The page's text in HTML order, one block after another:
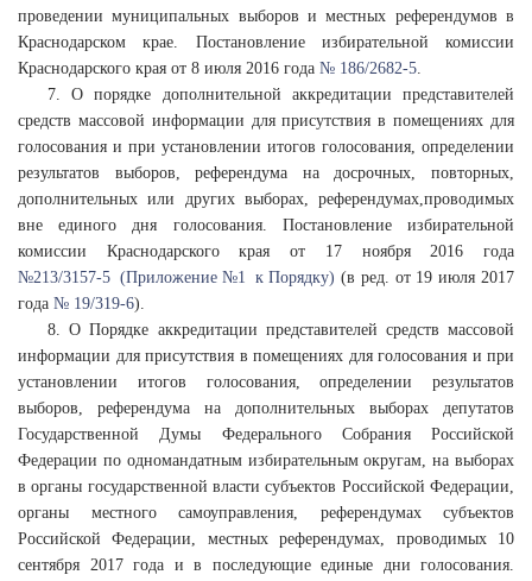
проведении муниципальных выборов и местных референдумов в
Краснодарском крае. Постановление избирательной комиссии
Краснодарского края от 8 июля 2016 года № 186/2682-5.
7. О порядке дополнительной аккредитации представителей
средств массовой информации для присутствия в помещениях для
голосования и при установлении итогов голосования, определении
результатов выборов, референдума на досрочных, повторных,
дополнительных или других выборах, референдумах,проводимых
вне единого дня голосования. Постановление избирательной
комиссии Краснодарского края от 17 ноября 2016 года
№213/3157-5 (Приложение №1 к Порядку) (в ред. от 19 июля 2017
года № 19/319-6).
8. О Порядке аккредитации представителей средств массовой
информации для присутствия в помещениях для голосования и при
установлении итогов голосования, определении результатов
выборов, референдума на дополнительных выборах депутатов
Государственной Думы Федерального Собрания Российской
Федерации по одномандатным избирательным округам, на выборах
в органы государственной власти субъектов Российской Федерации,
органы местного самоуправления, референдумах субъектов
Российской Федерации, местных референдумах, проводимых 10
сентября 2017 года и в последующие единые дни голосования.